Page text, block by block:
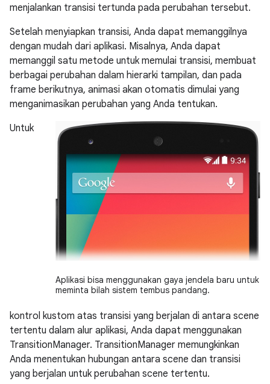
menjalankan transisi tertunda pada perubahan tersebut.
Setelah menyiapkan transisi, Anda dapat memanggilnya
dengan mudah dari aplikasi. Misalnya, Anda dapat
memanggil satu metode untuk memulai transisi, membuat
berbagai perubahan dalam hierarki tampilan, dan pada
frame berikutnya, animasi akan otomatis dimulai yang
menganimasikan perubahan yang Anda tentukan.
Aplikasi bisa menggunakan gaya jendela baru untuk
meminta bilah sistem tembus pandang.
Untuk
kontrol kustom atas transisi yang berjalan di antara scene
tertentu dalam alur aplikasi, Anda dapat menggunakan
TransitionManager. TransitionManager memungkinkan
Anda menentukan hubungan antara scene dan transisi
yang berjalan untuk perubahan scene tertentu.